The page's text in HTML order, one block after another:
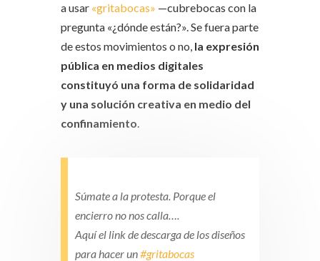
a usar «gritabocas» —cubrebocas con la
pregunta «¿dónde están?». Se fuera parte
de estos movimientos o no, la expresión
pública en medios digitales
constituyó una forma de solidaridad
y una solución creativa en medio del
confinamiento.
Súmate a la protesta. Porque el
encierro no nos calla….
Aquí el link de descarga de los diseños
para hacer un#gritabocas